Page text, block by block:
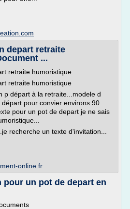
depart retraite
...
retraite humoristique
retraite humoristique
p départ à la retraite...modele d
pour convier environs 90
pour un pot de depart je ne sais
recherche un texte d'invitation...
online.fr
pour un pot de depart en